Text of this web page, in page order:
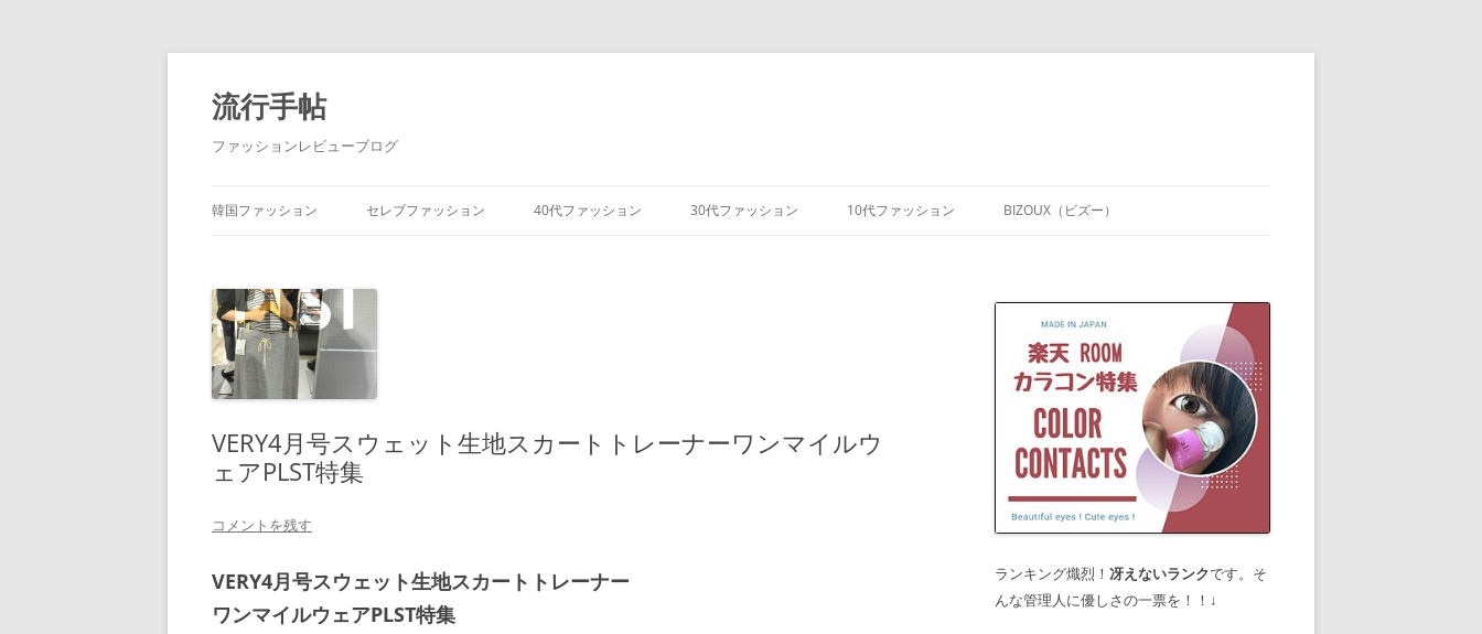
流行手帖
ファッションレビューブログ
ン
テ
韓国ファッション セレブファッション 40代ファッション 30代ファッション 10代ファッション BIZOUX（ビズー）
VERY4月号スウェット生地スカートトレーナーワンマイルウ
ェアPLST特集
コメントを残す
VERY4月号スウェット生地スカートトレーナー
ワンマイルウェアPLST特集
ランキング熾烈！ 冴えないランクです。そ
んな管理人に優しさの一票を！！↓